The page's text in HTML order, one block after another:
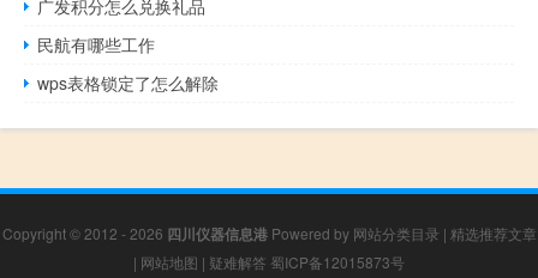
广发积分怎么兑换礼品
民航有哪些工作
wps表格锁定了怎么解除
Copyright © 2012 - 2026 四川仪器信息港Powered by 网站分类目录 | 精选推荐文章
| 网站地图 | 疑难解答 蜀ICP备12015873号